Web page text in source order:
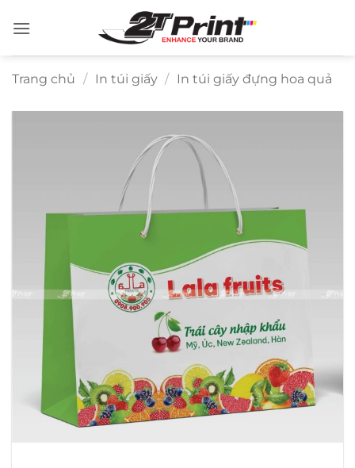
qua
Trang chủ / In túi giấy / In túi giấy đựng hoa quả